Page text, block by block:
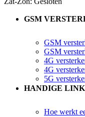
GSM
GSM
GSM
4G
4G
5G
HANDIGE
Hoe werkt